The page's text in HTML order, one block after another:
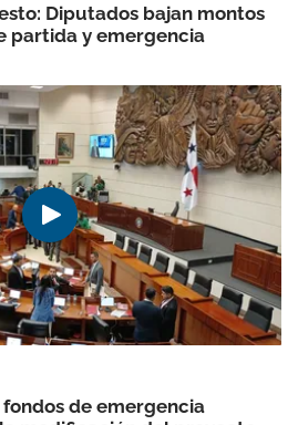
Diputados bajan montos
partida y emergencia
de emergencia